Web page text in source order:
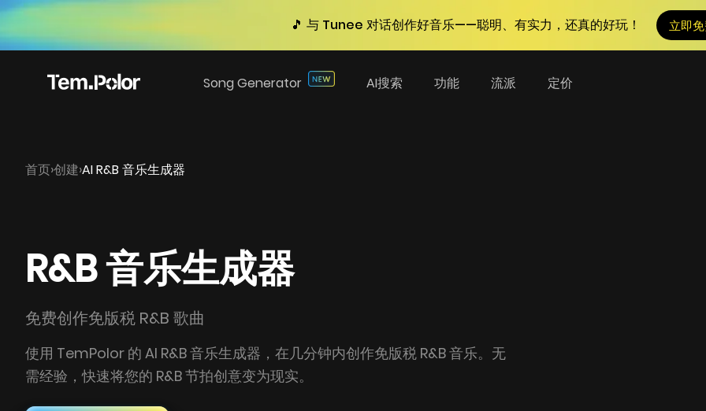
🎵 与 Tunee 对话创作好音乐——聪明、有实力，还真的好玩！ 立即
Song Generator AI搜索 功能 流派 定价
首页›创建›AI R&B 音乐生成器
R&B 音乐生成器
免费创作免版税 R&B 歌曲
使用 TemPolor 的 AI R&B 音乐生成器，在几分钟内创作免版税 R&B 音乐。无
需经验，快速将您的 R&B 节拍创意变为现实。